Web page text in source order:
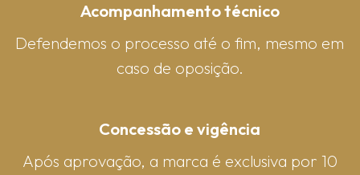
Acompanhamento técnico
Defendemos o processo até o fim, mesmo em
caso de oposição.
Concessão e vigência
Após aprovação, a marca é exclusiva por 10